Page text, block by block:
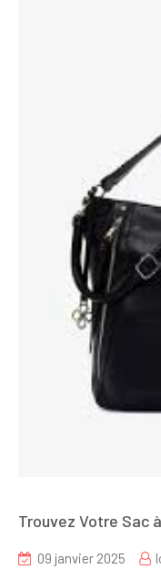
Trouvez Votre Sac
09 janvier 2025